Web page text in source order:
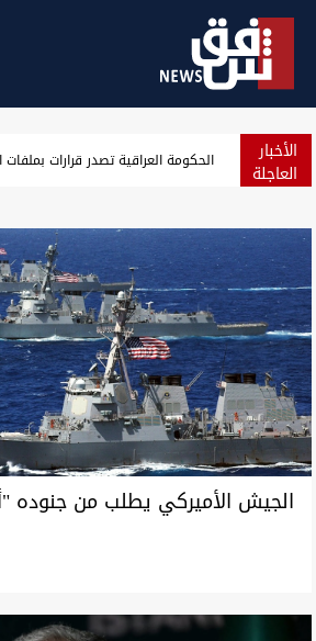
الأخبار
العاجلة انفجار بحافلة "نقل ركاب" في
الجيش الأميركي يطلب من جنوده